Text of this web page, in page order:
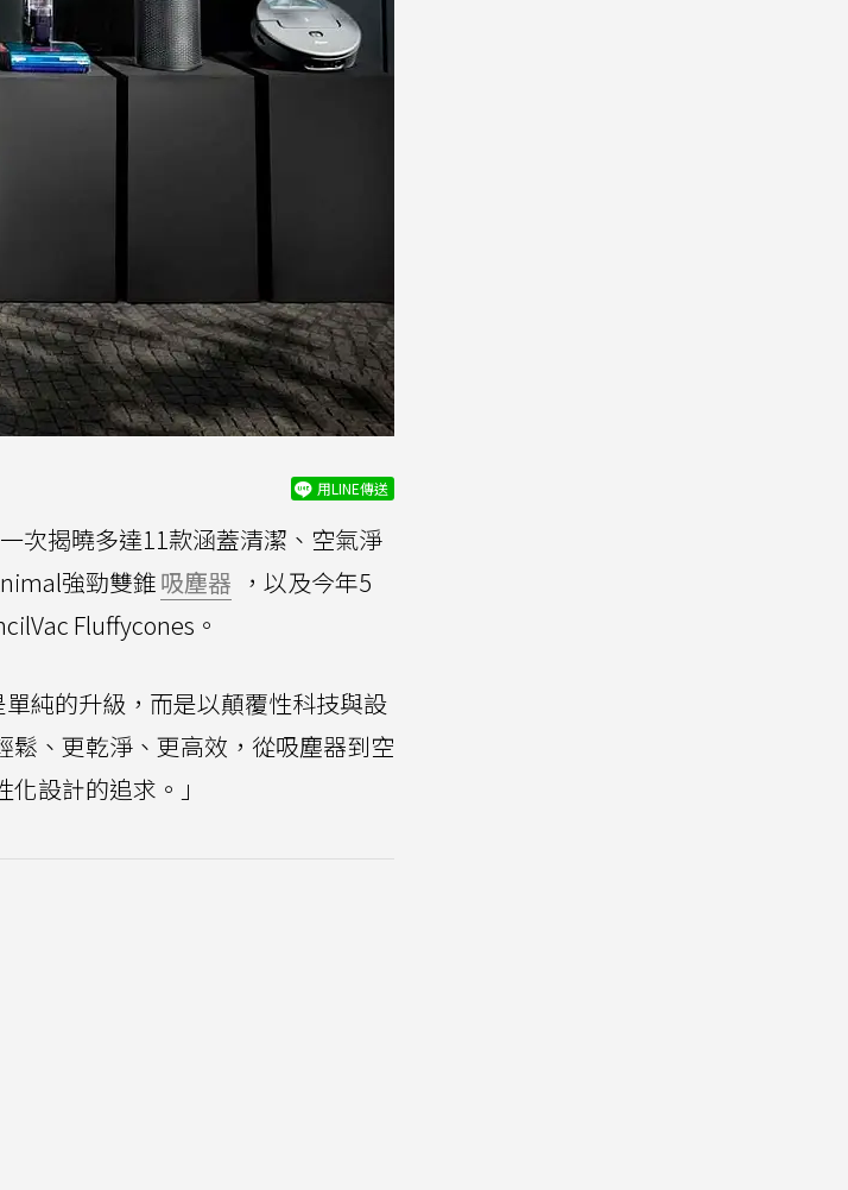
用LINE傳送
次揭曉多達11款涵蓋清潔、空氣淨
強勁雙錐吸塵器 ，以及今年5
Fluffycones。
純的升級，而是以顛覆性科技與設
、更乾淨、更高效，從吸塵器到空
設計的追求。」